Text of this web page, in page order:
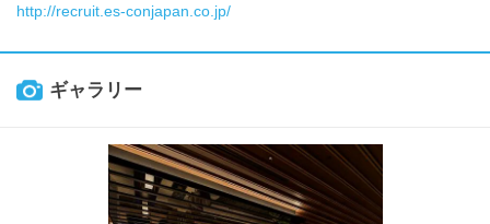
http://recruit.es-conjapan.co.jp/
ギャラリー